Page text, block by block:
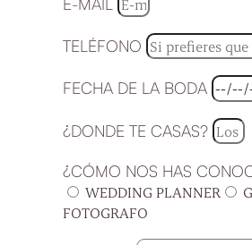
TELÉFONO
FECHA DE LA BODA
¿DONDE TE CASAS?
¿CÓMO NOS HAS
WEDDING PLANNER
FOTOGRAFO